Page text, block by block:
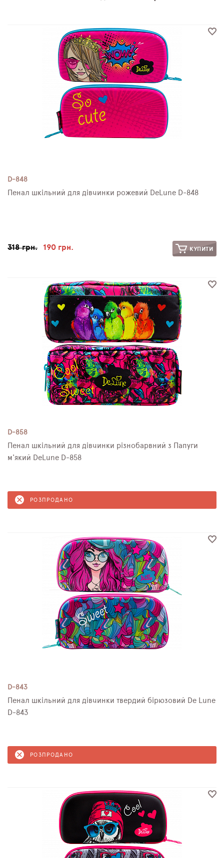
D-848
Пенал шкільний для дівчинки рожевий DeLune D-848
318 грн. 190 грн. КУПИТИ
D-858
Пенал шкільний для дівчинки різнобарвний з Папуги
м'який DeLune D-858
РОЗПРОДАНО
D-843
Пенал шкільний для дівчинки твердий бірюзовий De Lune
D-843
РОЗПРОДАНО